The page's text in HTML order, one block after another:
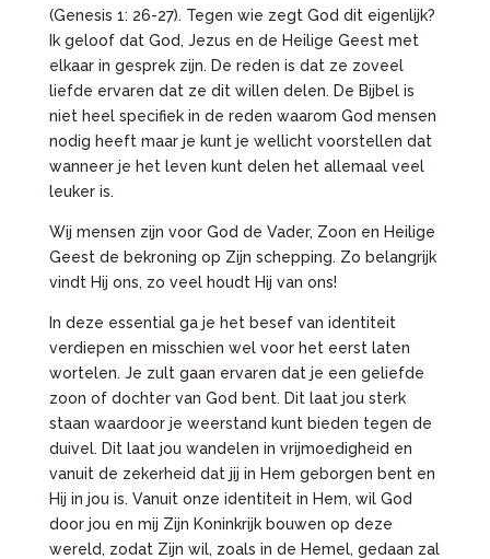
(Genesis 1: 26-27). Tegen wie zegt God dit eigenlijk?
Ik geloof dat God, Jezus en de Heilige Geest met
elkaar in gesprek zijn. De reden is dat ze zoveel
liefde ervaren dat ze dit willen delen. De Bijbel is
niet heel specifiek in de reden waarom God mensen
nodig heeft maar je kunt je wellicht voorstellen dat
wanneer je het leven kunt delen het allemaal veel
leuker is.
Wij mensen zijn voor God de Vader, Zoon en Heilige
Geest de bekroning op Zijn schepping. Zo belangrijk
vindt Hij ons, zo veel houdt Hij van ons!
In deze essential ga je het besef van identiteit
verdiepen en misschien wel voor het eerst laten
wortelen. Je zult gaan ervaren dat je een geliefde
zoon of dochter van God bent. Dit laat jou sterk
staan waardoor je weerstand kunt bieden tegen de
duivel. Dit laat jou wandelen in vrijmoedigheid en
vanuit de zekerheid dat jij in Hem geborgen bent en
Hij in jou is. Vanuit onze identiteit in Hem, wil God
door jou en mij Zijn Koninkrijk bouwen op deze
wereld, zodat Zijn wil, zoals in de Hemel, gedaan zal